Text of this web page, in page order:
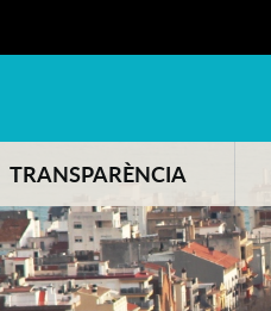
TRANSPARÈNCIA